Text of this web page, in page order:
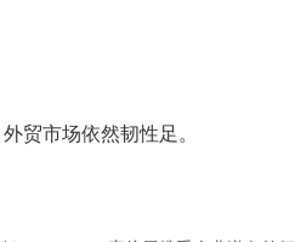
贸市场依然韧性足。